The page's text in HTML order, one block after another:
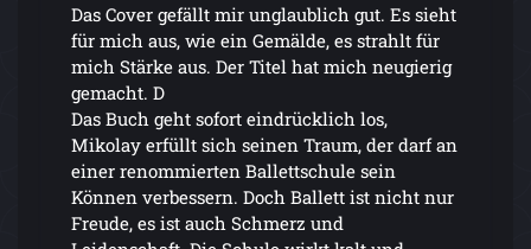
Das Cover gefällt mir unglaublich gut. Es sieht
für mich aus, wie ein Gemälde, es strahlt für
mich Stärke aus. Der Titel hat mich neugierig
gemacht. D
Das Buch geht sofort eindrücklich los,
Mikolay erfüllt sich seinen Traum, der darf an
einer renommierten Ballettschule sein
Können verbessern. Doch Ballett ist nicht nur
Freude, es ist auch Schmerz und